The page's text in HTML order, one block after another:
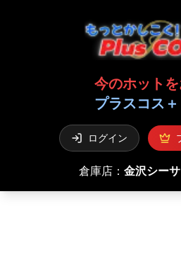
今のホット
プラスコス＋
ログイン
倉庫店： 金沢シー